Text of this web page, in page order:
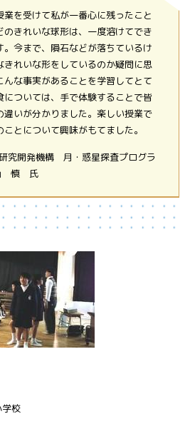
業を受けて私が一番心に残ったこと
のきれいな球形は、一度溶けてでき
。今まで、隕石などが落ちているけ
きれいな形をしているのか疑問に思
んな事実があることを学習してとて
については、手で体験することで皆
違いが分かりました。楽しい授業で
とについて興味がもてました。
開発機構 月・惑星探査プログラ
慎 氏
校